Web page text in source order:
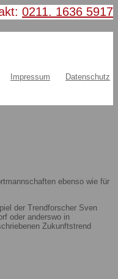
0211. 1636 5917
Impressum Datenschutz
ebenso wie für
der Trendforscher Sven
oder anderswo in
Zukunftstrend